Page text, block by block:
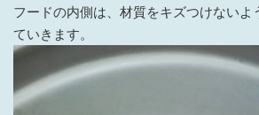
フードの内側は、材質をキズつけないよ
ていきます。